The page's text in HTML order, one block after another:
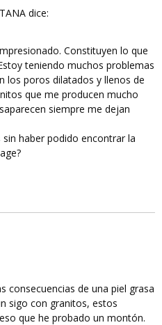
dice:
Constituyen lo que
teniendo muchos problemas
los poros dilatados y llenos de
que me producen mucho
siempre me dejan
haber podido encontrar la
consecuencias de una piel grasa
sigo con granitos, estos
que he probado un montón.